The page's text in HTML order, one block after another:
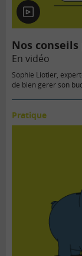
En
vidéo
Nos
En vidéo
Sophie Liotier,
de bien gérer son
Pratique